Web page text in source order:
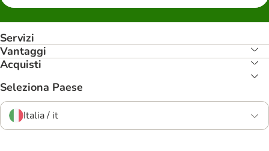
Servizi
Vantaggi
Acquisti
Seleziona Paese
Italia / it